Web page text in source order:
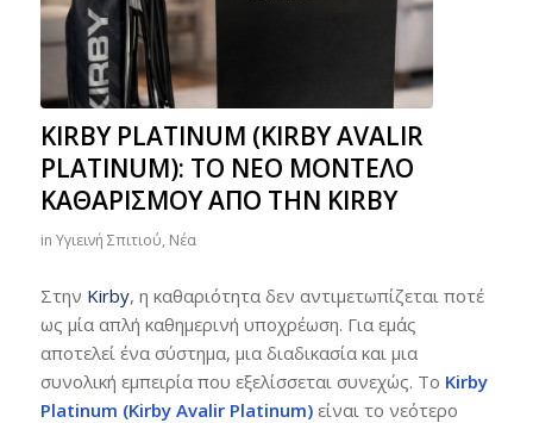
KIRBY PLATINUM (KIRBY AVALIR
PLATINUM): ΤΟ ΝΈΟ ΜΟΝΤΈΛΟ
ΚΑΘΑΡΙΣΜΟΎ ΑΠΌ ΤΗΝ KIRBY
in Υγιεινή Σπιτιού, Νέα
Στην Kirby, η καθαριότητα δεν αντιμετωπίζεται ποτέ
ως μία απλή καθημερινή υποχρέωση. Για εμάς
αποτελεί ένα σύστημα, μια διαδικασία και μια
συνολική εμπειρία που εξελίσσεται συνεχώς. Το Kirby
Platinum (Kirby Avalir Platinum)είναι το νεότερο